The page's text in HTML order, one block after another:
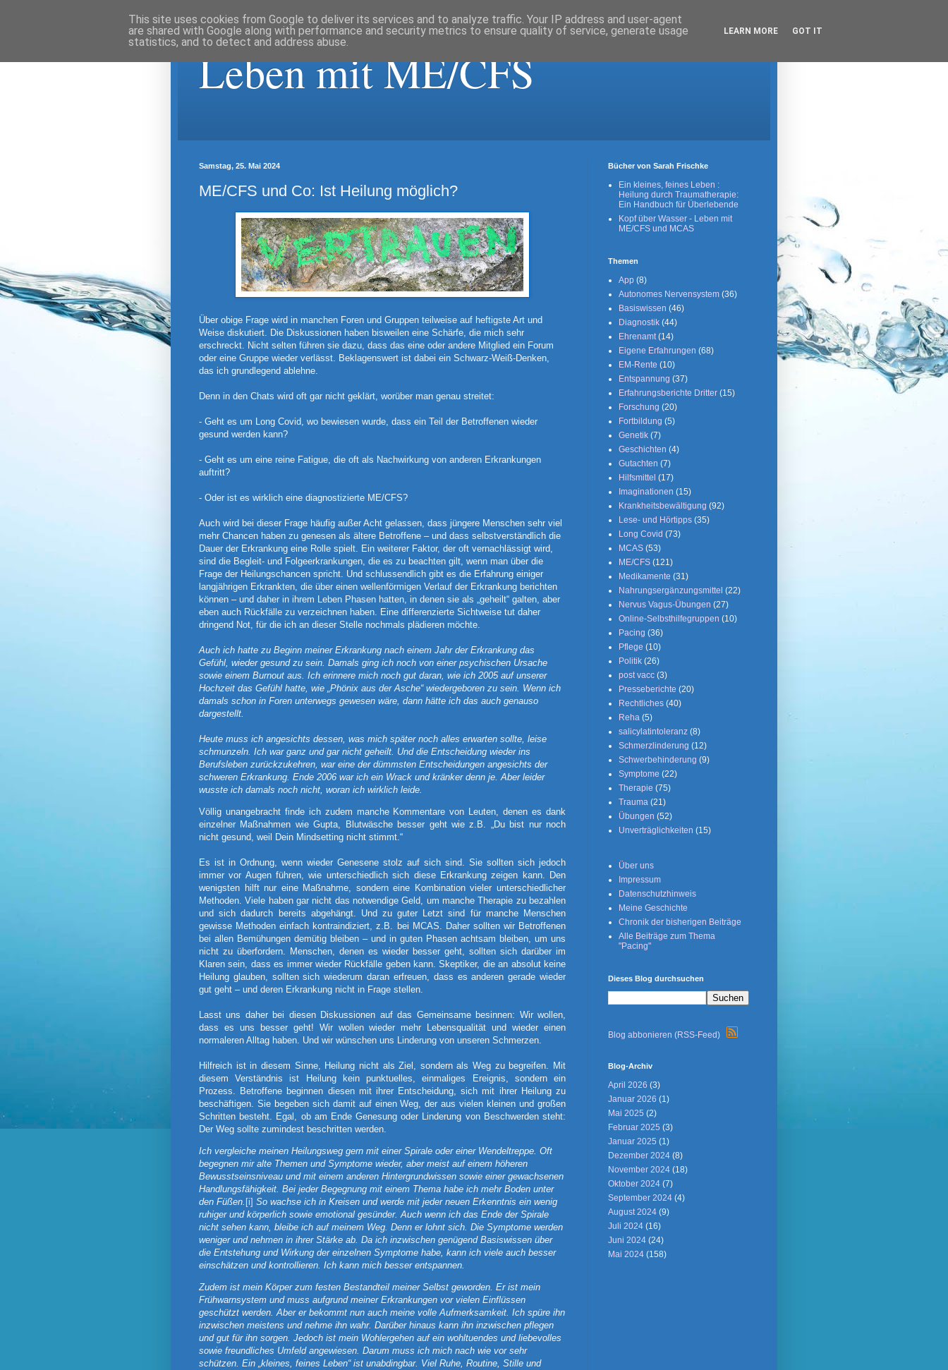
Leben mit ME/CFS
Samstag, 25. Mai 2024
ME/CFS und Co: Ist Heilung möglich?
Über obige Frage wird in manchen Foren und Gruppen teilweise auf heftigste Art und
Weise diskutiert. Die Diskussionen haben bisweilen eine Schärfe, die mich sehr
erschreckt. Nicht selten führen sie dazu, dass das eine oder andere Mitglied ein Forum
oder eine Gruppe wieder verlässt. Beklagenswert ist dabei ein Schwarz-Weiß-Denken,
das ich grundlegend ablehne.
Denn in den Chats wird oft gar nicht geklärt, worüber man genau streitet:
- Geht es um Long Covid, wo bewiesen wurde, dass ein Teil der Betroffenen wieder
gesund werden kann?
- Geht es um eine reine Fatigue, die oft als Nachwirkung von anderen Erkrankungen
auftritt?
- Oder ist es wirklich eine diagnostizierte ME/CFS?
Auch wird bei dieser Frage häufig außer Acht gelassen, dass jüngere Menschen sehr viel
mehr Chancen haben zu genesen als ältere Betroffene – und dass selbstverständlich die
Dauer der Erkrankung eine Rolle spielt. Ein weiterer Faktor, der oft vernachlässigt wird,
sind die Begleit- und Folgeerkrankungen, die es zu beachten gilt, wenn man über die
Frage der Heilungschancen spricht. Und schlussendlich gibt es die Erfahrung einiger
langjährigen Erkrankten, die über einen wellenförmigen Verlauf der Erkrankung berichten
können – und daher in ihrem Leben Phasen hatten, in denen sie als „geheilt“ galten, aber
eben auch Rückfälle zu verzeichnen haben. Eine differenzierte Sichtweise tut daher
dringend Not, für die ich an dieser Stelle nochmals plädieren möchte.
Auch ich hatte zu Beginn meiner Erkrankung nach einem Jahr der Erkrankung das
Gefühl, wieder gesund zu sein. Damals ging ich noch von einer psychischen Ursache
sowie einem Burnout aus. Ich erinnere mich noch gut daran, wie ich 2005 auf unserer
Hochzeit das Gefühl hatte, wie „Phönix aus der Asche“ wiedergeboren zu sein. Wenn ich
damals schon in Foren unterwegs gewesen wäre, dann hätte ich das auch genauso
dargestellt.
Heute muss ich angesichts dessen, was mich später noch alles erwarten sollte, leise
schmunzeln. Ich war ganz und gar nicht geheilt. Und die Entscheidung wieder ins
Berufsleben zurückzukehren, war eine der dümmsten Entscheidungen angesichts der
schweren Erkrankung. Ende 2006 war ich ein Wrack und kränker denn je. Aber leider
wusste ich damals noch nicht, woran ich wirklich leide.
Völlig unangebracht finde ich zudem manche Kommentare von Leuten, denen es dank
einzelner Maßnahmen wie Gupta, Blutwäsche besser geht wie z.B. „Du bist nur noch
nicht gesund, weil Dein Mindsetting nicht stimmt.“
Es ist in Ordnung, wenn wieder Genesene stolz auf sich sind. Sie sollten sich jedoch
immer vor Augen führen, wie unterschiedlich sich diese Erkrankung zeigen kann. Den
wenigsten hilft nur eine Maßnahme, sondern eine Kombination vieler unterschiedlicher
Methoden. Viele haben gar nicht das notwendige Geld, um manche Therapie zu bezahlen
und sich dadurch bereits abgehängt. Und zu guter Letzt sind für manche Menschen
gewisse Methoden einfach kontraindiziert, z.B. bei MCAS. Daher sollten wir Betroffenen
bei allen Bemühungen demütig bleiben – und in guten Phasen achtsam bleiben, um uns
nicht zu überfordern. Menschen, denen es wieder besser geht, sollten sich darüber im
Klaren sein, dass es immer wieder Rückfälle geben kann. Skeptiker, die an absolut keine
Heilung glauben, sollten sich wiederum daran erfreuen, dass es anderen gerade wieder
gut geht – und deren Erkrankung nicht in Frage stellen.
Lasst uns daher bei diesen Diskussionen auf das Gemeinsame besinnen: Wir wollen,
dass es uns besser geht! Wir wollen wieder mehr Lebensqualität und wieder einen
normaleren Alltag haben. Und wir wünschen uns Linderung von unseren Schmerzen.
Hilfreich ist in diesem Sinne, Heilung nicht als Ziel, sondern als Weg zu begreifen. Mit
diesem Verständnis ist Heilung kein punktuelles, einmaliges Ereignis, sondern ein
Prozess. Betroffene beginnen diesen mit ihrer Entscheidung, sich mit ihrer Heilung zu
beschäftigen. Sie begeben sich damit auf einen Weg, der aus vielen kleinen und großen
Schritten besteht. Egal, ob am Ende Genesung oder Linderung von Beschwerden steht:
Der Weg sollte zumindest beschritten werden.
Ich vergleiche meinen Heilungsweg gern mit einer Spirale oder einer Wendeltreppe. Oft
begegnen mir alte Themen und Symptome wieder, aber meist auf einem höheren
Bewusstseinsniveau und mit einem anderen Hintergrundwissen sowie einer gewachsenen
Handlungsfähigkeit. Bei jeder Begegnung mit einem Thema habe ich mehr Boden unter
den Füßen. [i] So wachse ich in Kreisen und werde mit jeder neuen Erkenntnis ein wenig
ruhiger und körperlich sowie emotional gesünder. Auch wenn ich das Ende der Spirale
nicht sehen kann, bleibe ich auf meinem Weg. Denn er lohnt sich. Die Symptome werden
weniger und nehmen in ihrer Stärke ab. Da ich inzwischen genügend Basiswissen über
die Entstehung und Wirkung der einzelnen Symptome habe, kann ich viele auch besser
einschätzen und kontrollieren. Ich kann mich besser entspannen.
Zudem ist mein Körper zum festen Bestandteil meiner Selbst geworden. Er ist mein
Frühwarnsystem und muss aufgrund meiner Erkrankungen vor vielen Einflüssen
geschützt werden. Aber er bekommt nun auch meine volle Aufmerksamkeit. Ich spüre ihn
inzwischen meistens und nehme ihn wahr. Darüber hinaus kann ihn inzwischen pflegen
und gut für ihn sorgen. Jedoch ist mein Wohlergehen auf ein wohltuendes und liebevolles
sowie freundliches Umfeld angewiesen. Darum muss ich mich nach wie vor sehr
schützen. Ein „kleines, feines Leben“ ist unabdingbar. Viel Ruhe, Routine, Stille und
Bücher von Sarah Frischke
Ein kleines, feines Leben :
Heilung durch Traumatherapie:
Ein Handbuch für Überlebende
Kopf über Wasser - Leben mit
ME/CFS und MCAS
Themen
App (8)
Autonomes Nervensystem (36)
Basiswissen (46)
Diagnostik (44)
Ehrenamt (14)
Eigene Erfahrungen (68)
EM-Rente (10)
Entspannung (37)
Erfahrungsberichte Dritter (15)
Forschung (20)
Fortbildung (5)
Genetik (7)
Geschichten (4)
Gutachten (7)
Hilfsmittel (17)
Imaginationen (15)
Krankheitsbewältigung (92)
Lese- und Hörtipps (35)
Long Covid (73)
MCAS (53)
ME/CFS (121)
Medikamente (31)
Nahrungsergänzungsmittel (22)
Nervus Vagus-Übungen (27)
Online-Selbsthilfegruppen (10)
Pacing (36)
Pflege (10)
Politik (26)
post vacc (3)
Presseberichte (20)
Rechtliches (40)
Reha (5)
salicylatintoleranz (8)
Schmerzlinderung (12)
Schwerbehinderung (9)
Symptome (22)
Therapie (75)
Trauma (21)
Übungen (52)
Unverträglichkeiten (15)
Über uns
Impressum
Datenschutzhinweis
Meine Geschichte
Chronik der bisherigen Beiträge
Alle Beiträge zum Thema
"Pacing"
Dieses Blog durchsuchen
Blog abbonieren (RSS-Feed)
Blog-Archiv
April 2026 (3)
Januar 2026 (1)
Mai 2025 (2)
Februar 2025 (3)
Januar 2025 (1)
Dezember 2024 (8)
November 2024 (18)
Oktober 2024 (7)
September 2024 (4)
August 2024 (9)
Juli 2024 (16)
Juni 2024 (24)
Mai 2024 (158)
This site uses cookies from Google to deliver its services and to analyze traffic. Your IP address and user-agent
are shared with Google along with performance and security metrics to ensure quality of service, generate usage
statistics, and to detect and address abuse.
LEARN MORE GOT IT